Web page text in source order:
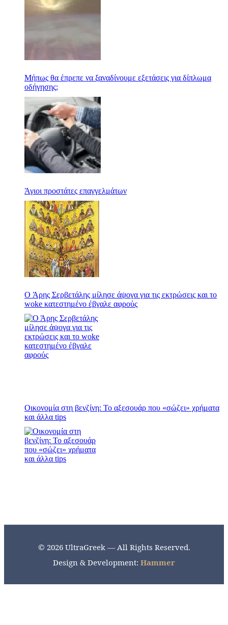
Μήπως θα έπρεπε να ξαναδίνουμε εξετάσεις για δίπλωμα
οδήγησης;
Άγιοι προστάτες επαγγελμάτων
Ο Άρης Σερβετάλης μίλησε άψογα για τις εκτρώσεις και το
woke κατεστημένο έβγαλε αφρούς
Οικονομία στη βενζίνη: Το αξεσουάρ που «σώζει» χρήματα
και άλλα tips
© 2026 UltraGreek — All Rights Reserved.
Design & Development: Hammer